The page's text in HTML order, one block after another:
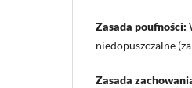
Zasada poufności:
niedopuszczalne
Zasada